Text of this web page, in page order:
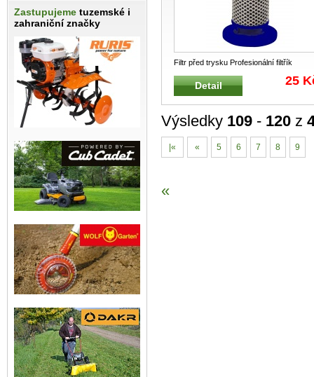
Zastupujeme tuzemské i
zahraniční značky
Filtr před trysku Profesionální filtřík
válcového tvaru s přírubou be
Detail 25
Výsledky 109 - 120 z
|« « 5 6 7 8 9
«